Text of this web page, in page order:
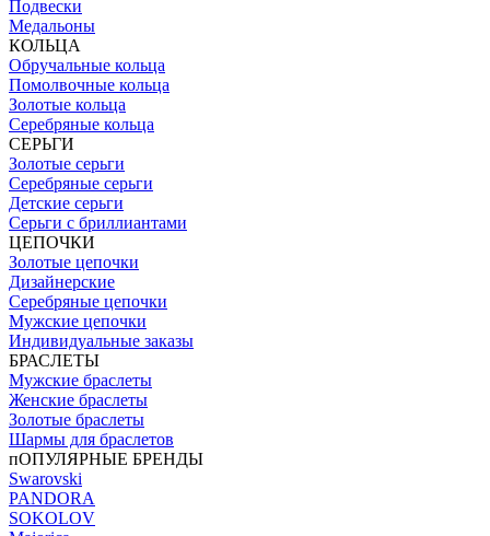
Подвески
Медальоны
КОЛЬЦА
Обручальные кольца
Помолвочные кольца
Золотые кольца
Серебряные кольца
СЕРЬГИ
Золотые серьги
Серебряные серьги
Детские серьги
Серьги с бриллиантами
ЦЕПОЧКИ
Золотые цепочки
Дизайнерские
Серебряные цепочки
Мужские цепочки
Индивидуальные заказы
БРАСЛЕТЫ
Мужские браслеты
Женские браслеты
Золотые браслеты
Шармы для браслетов
пОПУЛЯРНЫЕ БРЕНДЫ
Swarovski
PANDORA
SOKOLOV